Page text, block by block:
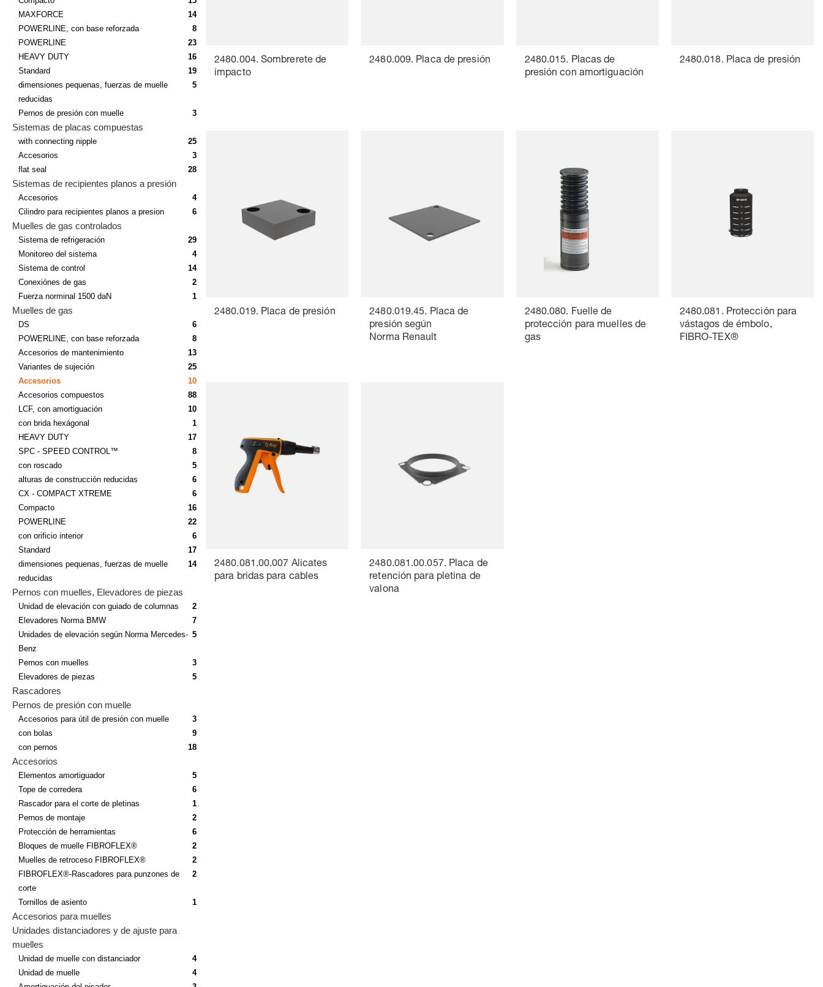
MAXFORCE
14
POWERLINE, con base reforzada
8
POWERLINE
23
HEAVY DUTY
16
Standard
19
dimensiones pequenas, fuerzas de muelle
reducidas
5
Pernos de presión con muelle 3
Sistemas de placas compuestas
with connecting nipple
25
Accesorios
3
flat seal
28
Sistemas de recipientes planos a presión
Accesorios
4
Cilindro para recipientes planos a presion
6
Muelles de gas controlados
Sistema de refrigeración
29
Monitoreo del sistema
4
Sistema de control
14
Conexiónes de gas
2
Fuerza norminal 1500 daN
1
Muelles de gas
DS
6
POWERLINE, con base reforzada
8
Accesorios de mantenimiento
13
Variantes de sujeción
25
Accesorios
10
Accesorios compuestos
88
LCF, con amortiguación
10
con brida hexágonal
1
HEAVY DUTY
17
SPC - SPEED CONTROL™
8
con roscado
5
alturas de construcción reducidas
6
CX - COMPACT XTREME
6
Compacto
16
POWERLINE
22
con orificio interior
6
Standard
17
dimensiones pequenas, fuerzas de muelle
reducidas
14
Pernos con muelles, Elevadores de piezas
Unidad de elevación con guiado de columnas
2
Elevadores Norma BMW
7
Unidades de elevación según Norma Mercedes-
Benz
5
Pernos con muelles
3
Elevadores de piezas
5
Rascadores
Pernos de presión con muelle
Accesorios para útil de presión con muelle
3
con bolas
9
con pernos
18
Accesorios
Elementos amortiguador
5
Tope de corredera
6
Rascador para el corte de pletinas
1
Pernos de montaje
2
Protección de herramientas
6
Bloques de muelle FIBROFLEX®
2
Muelles de retroceso FIBROFLEX®
2
FIBROFLEX®-Rascadores para punzones de
corte
2
Tornillos de asiento 1
Accesorios para muelles
Unidades distanciadores y de ajuste para
muelles
Unidad de muelle con distanciador
4
Unidad de muelle
4
2480.004. Sombrerete de
impacto
2480.009. Placa de presión
2480.015. Placas de
presión con amortiguación
2480.018. Placa de presión
2480.019. Placa de presión
2480.019.45. Placa de
presión según
Norma Renault
2480.080. Fuelle de
protección para muelles de
gas
2480.081. Protección para
vástagos de émbolo,
FIBRO-TEX®
2480.081.00.007 Alicates
para bridas para cables
2480.081.00.057. Placa de
retención para pletina de
valona